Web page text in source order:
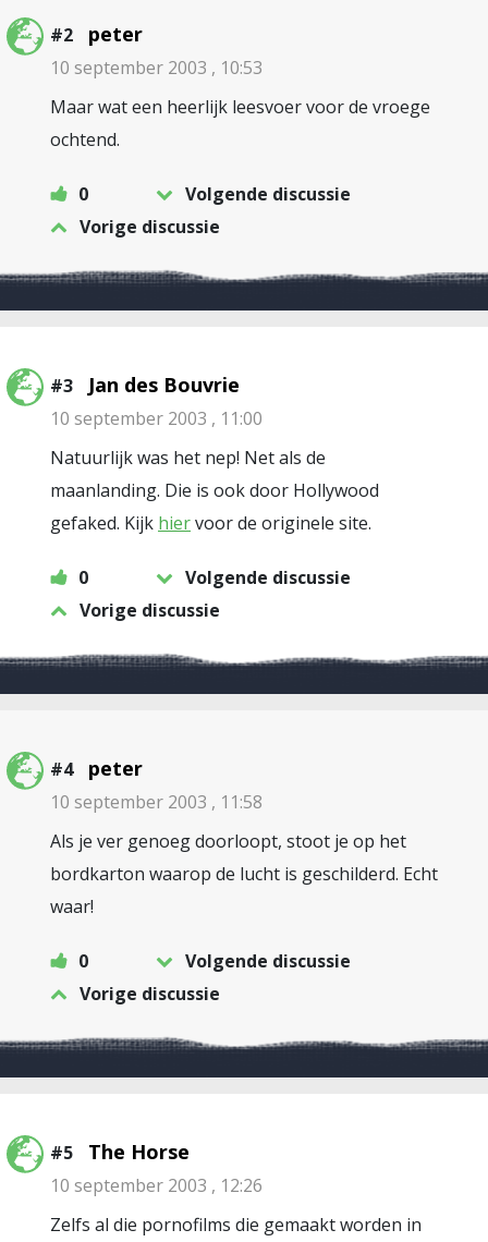
#2 peter
10 september 2003 , 10:53
Maar wat een heerlijk leesvoer voor de vroege
ochtend.
0
Volgende discussie
Vorige discussie
#3 Jan des Bouvrie
10 september 2003 , 11:00
Natuurlijk was het nep! Net als de
maanlanding. Die is ook door Hollywood
gefaked. Kijk hiervoor de originele site.
0
Volgende discussie
Vorige discussie
#4 peter
10 september 2003 , 11:58
Als je ver genoeg doorloopt, stoot je op het
bordkarton waarop de lucht is geschilderd. Echt
waar!
0
Volgende discussie
Vorige discussie
#5 The Horse
10 september 2003 , 12:26
Zelfs al die pornofilms die gemaakt worden in